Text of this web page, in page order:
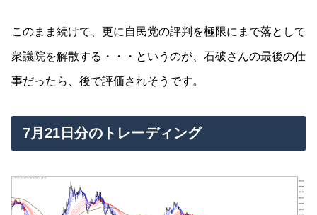
このまま続けて、更に自民党の評判を極限にまで落として
衆議院を解散する・・・というのが、石破さんの最後の仕
事だったら、後で評価されそうです。
7月21日分のトレーディング